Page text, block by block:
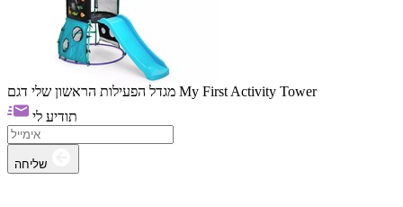
מגדל הפעילות הראשון שלי דגם My First Activity Tower
תודיע לי